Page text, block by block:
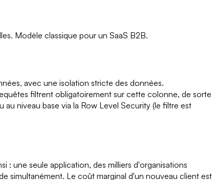
Modèle classique pour un SaaS B2B.
avec une isolation stricte des données.
filtrent obligatoirement sur cette colonne, de sorte
niveau base via la Row Level Security (le filtre est
une seule application, des milliers d'organisations
simultanément. Le coût marginal d'un nouveau client est